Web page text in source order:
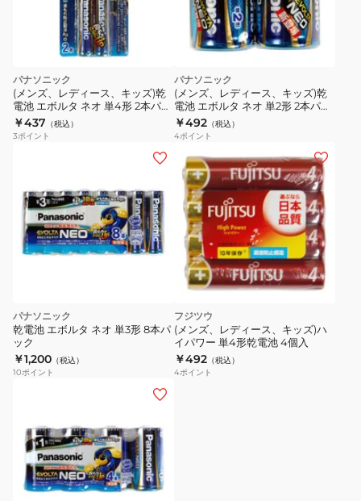
パナソニック
(メンズ、レディース、キッズ)乾
電池 エボルタ ネオ 単4形 2本パッ
ク
￥437 （税込）
3ポイント
パナソニック
(メンズ、レディース、キッズ)乾
電池 エボルタ ネオ 単2形 2本パッ
ク
￥492 （税込）
4ポイント
パナソニック
乾電池 エボルタ ネオ 単3形 8本パ
ック
￥1,200 （税込）
10ポイント
フジツウ
(メンズ、レディース、キッズ)ハ
イパワー 単4形乾電池 4個入
￥492 （税込）
4ポイント